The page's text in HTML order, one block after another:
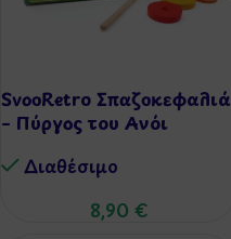
SvooRetro Σπαζοκεφαλιά
– Πύργος του Ανόι
Διαθέσιμo
8,90 €